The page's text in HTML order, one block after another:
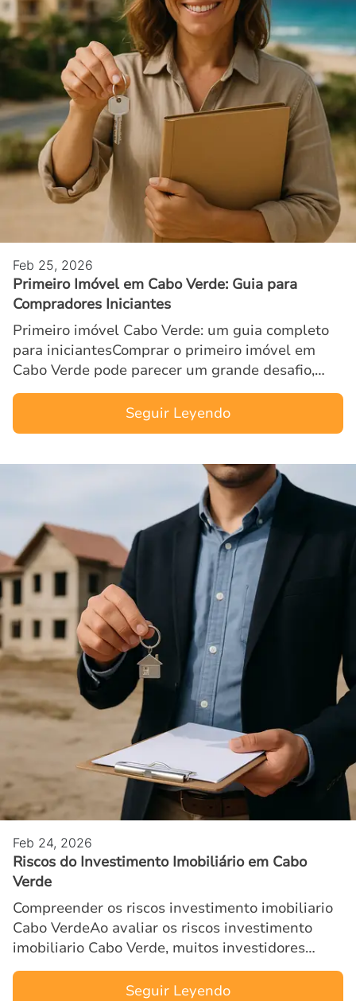
Feb 25, 2026
Primeiro Imóvel em Cabo Verde: Guia para
Compradores Iniciantes
Primeiro imóvel Cabo Verde: um guia completo
para iniciantesComprar o primeiro imóvel em
Cabo Verde pode parecer um grande desafio,
especialmente para quem está começando no
mundo dos investimentos im…
Seguir Leyendo
Feb 24, 2026
Riscos do Investimento Imobiliário em Cabo
Verde
Compreender os riscos investimento imobiliario
Cabo VerdeAo avaliar os riscos investimento
imobiliario Cabo Verde, muitos investidores
procuram entender como equilibrar
oportunidades de crescimento co…
Seguir Leyendo